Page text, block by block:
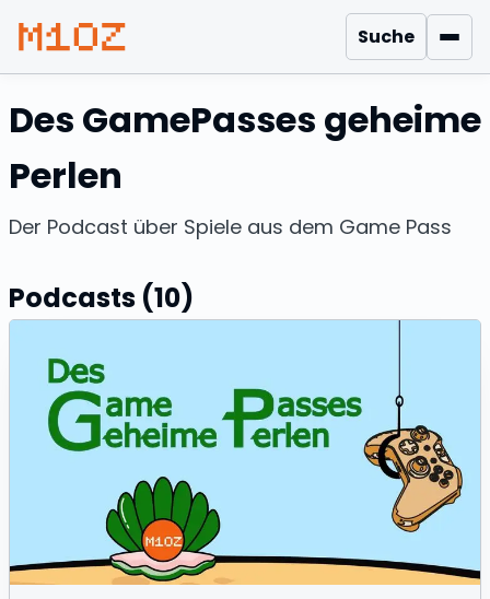
Suche
Des GamePasses geheime
Perlen
Der Podcast über Spiele aus dem Game Pass
Podcasts (10)